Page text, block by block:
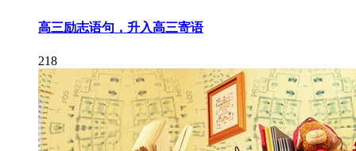
高三励志语句，升入高三寄语
218